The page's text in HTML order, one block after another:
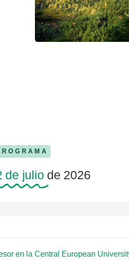
de julio de 2026
en la Central European